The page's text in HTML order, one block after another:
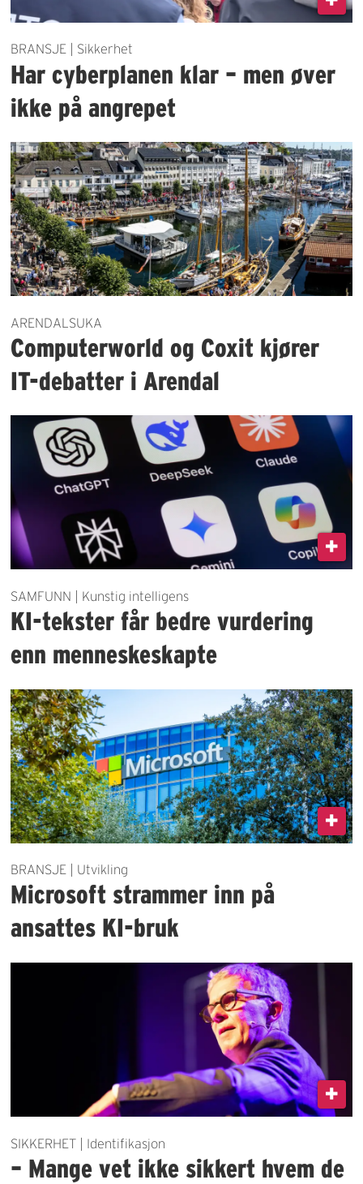
BRANSJE | Sikkerhet
Har cyberplanen klar – men øver
ikke på angrepet
ARENDALSUKA
Computerworld og Coxit kjører
IT-debatter i Arendal
SAMFUNN | Kunstig intelligens
KI-tekster får bedre vurdering
enn menneskeskapte
BRANSJE | Utvikling
Microsoft strammer inn på
ansattes KI-bruk
SIKKERHET | Identifikasjon
– Mange vet ikke sikkert hvem de